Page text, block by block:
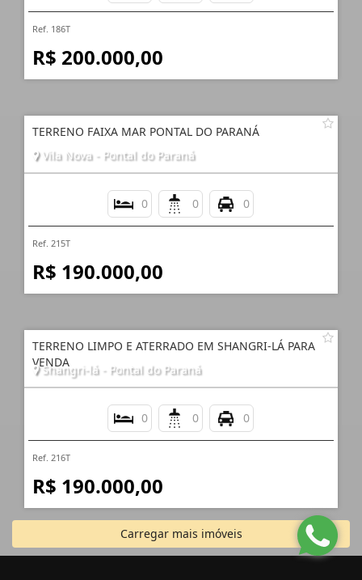
Ref. 186T
R$ 200.000,00
TERRENO FAIXA MAR PONTAL DO PARANÁ
Vila Nova - Pontal do Paraná
0 0 0
Ref. 215T
R$ 190.000,00
TERRENO LIMPO E ATERRADO EM SHANGRI-LÁ PARA
VENDA
Shangri-lá - Pontal do Paraná
0 0 0
Ref. 216T
R$ 190.000,00
Carregar mais imóveis